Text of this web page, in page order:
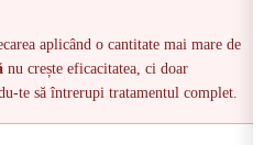
aplicând o cantitate mai mare de
nu crește eficacitatea, ci doar
te să întrerupi tratamentul complet.